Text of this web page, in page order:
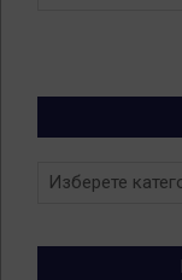
Новини